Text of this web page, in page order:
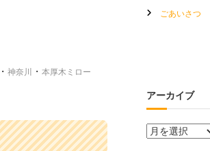
・ 神奈川 ・ 本厚木ミロー
ごあいさつ
アーカイブ
ア
ー